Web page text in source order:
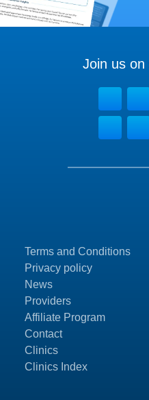
Terms and Conditions
Privacy policy
News
Providers
Affiliate Program
Contact
Clinics
Clinics Index
Join us on